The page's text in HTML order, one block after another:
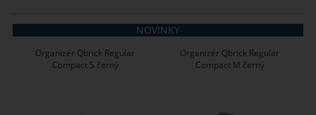
NOVINKY
Organizér Qbrick Regular
Compact S černý
Organizér Qbrick Regular
Compact M černý